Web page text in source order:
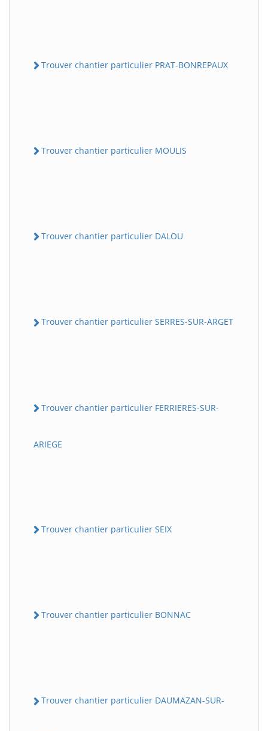
Trouver chantier particulier PRAT-BONREPAUX
Trouver chantier particulier MOULIS
Trouver chantier particulier DALOU
Trouver chantier particulier SERRES-SUR-ARGET
Trouver chantier particulier FERRIERES-SUR-
ARIEGE
Trouver chantier particulier SEIX
Trouver chantier particulier BONNAC
Trouver chantier particulier DAUMAZAN-SUR-